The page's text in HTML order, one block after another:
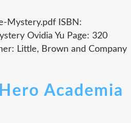
Mystery.pdf ISBN:
Ovidia Yu Page: 320
Little, Brown and Company
Academia